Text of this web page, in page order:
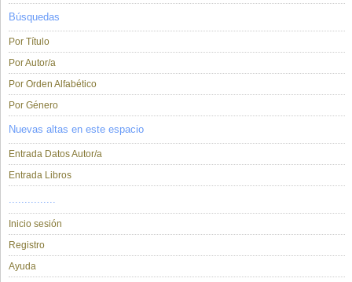
Búsquedas
Por Título
Por Autor/a
Por Orden Alfabético
Por Género
Nuevas altas en este espacio
Entrada Datos Autor/a
Entrada Libros
...............
Inicio sesión
Registro
Ayuda